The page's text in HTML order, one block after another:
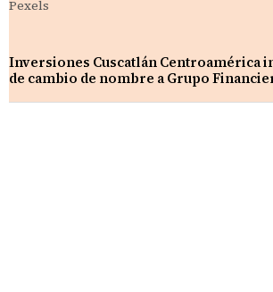
Inversiones Cuscatlán Centroamérica
de cambio de nombre a Grupo